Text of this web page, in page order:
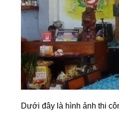
Dưới đây là hình ảnh thi